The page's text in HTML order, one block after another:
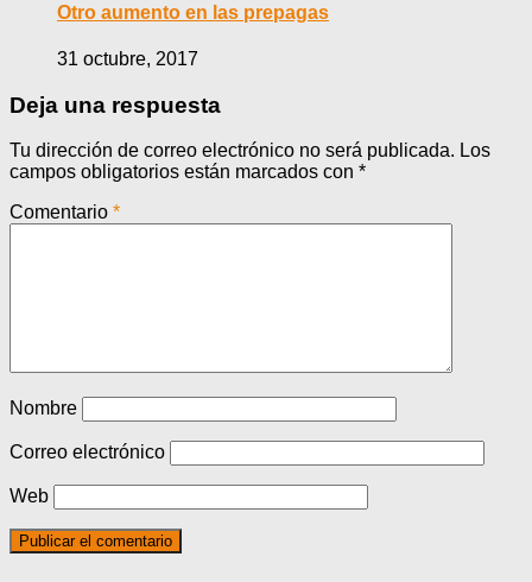
Otro aumento en las prepagas
31 octubre, 2017
Deja una respuesta
Tu dirección de correo electrónico no será publicada. Los
campos obligatorios están marcados con *
Comentario *
Nombre
Correo electrónico
Web